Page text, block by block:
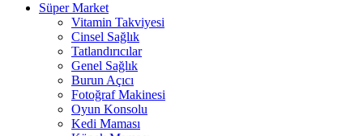
Süper Market
Vitamin Takviyesi
Cinsel Sağlık
Tatlandırıcılar
Genel Sağlık
Burun Açıcı
Fotoğraf Makinesi
Oyun Konsolu
Kedi Maması